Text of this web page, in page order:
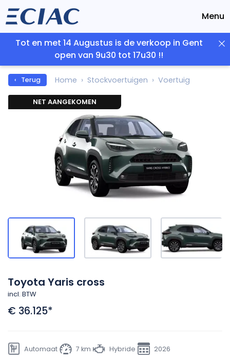
Menu
Tot en met 14 Augustus is de verkoop in Gent
open van 9u30 tot 17u30 !!
‹ Terug Home Stockvoertuigen Voertuig
NET AANGEKOMEN
Toyota Yaris cross
incl. BTW
€ 36.125*
Automaat 7 km Hybride 2026